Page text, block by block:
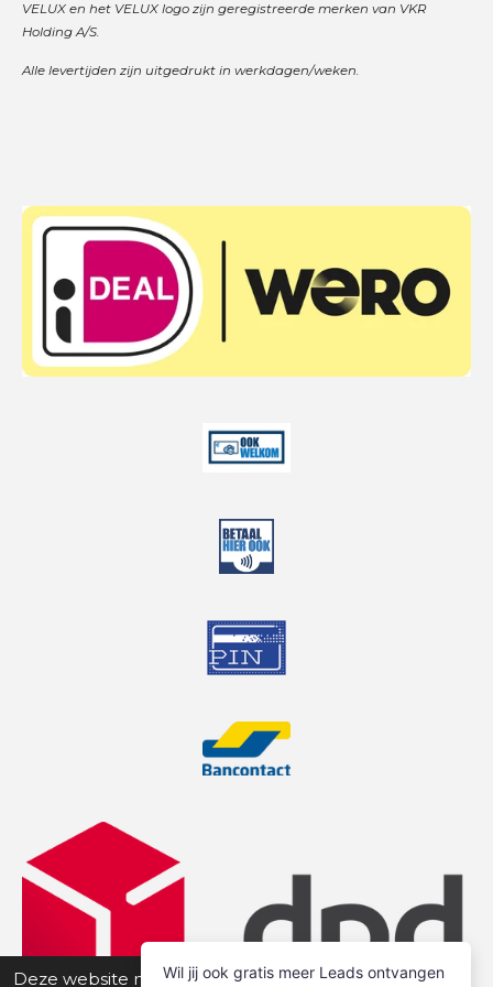
Deze website maakt gebruik van cookies
VELUX en het VELUX logo zijn geregistreerde merken van VKR
Holding A/S.
Alle levertijden zijn uitgedrukt in werkdagen/weken.